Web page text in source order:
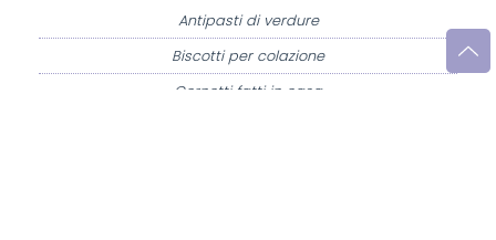
Antipasti di verdure
Biscotti per colazione
Cornetti fatti in casa